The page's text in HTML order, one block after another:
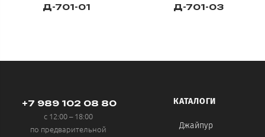
Д-701-01 Д-701-03
+7 989 102 08 80
с 12:00 – 18:00
по предварительной
КАТАЛОГИ
Джайпур